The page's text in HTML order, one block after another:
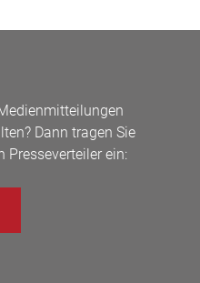
Dann tragen Sie
Presseverteiler ein: